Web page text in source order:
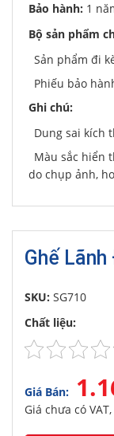
Bảo hành: 1
Bộ sản phẩm
Sản phẩm đi
Phiếu bảo
Ghi chú:
Dung sai kích
Màu sắc hiển
do chụp ảnh,
Ghế
SKU: SG710
Chất liệu:
Giá Bán:
Giá chưa có